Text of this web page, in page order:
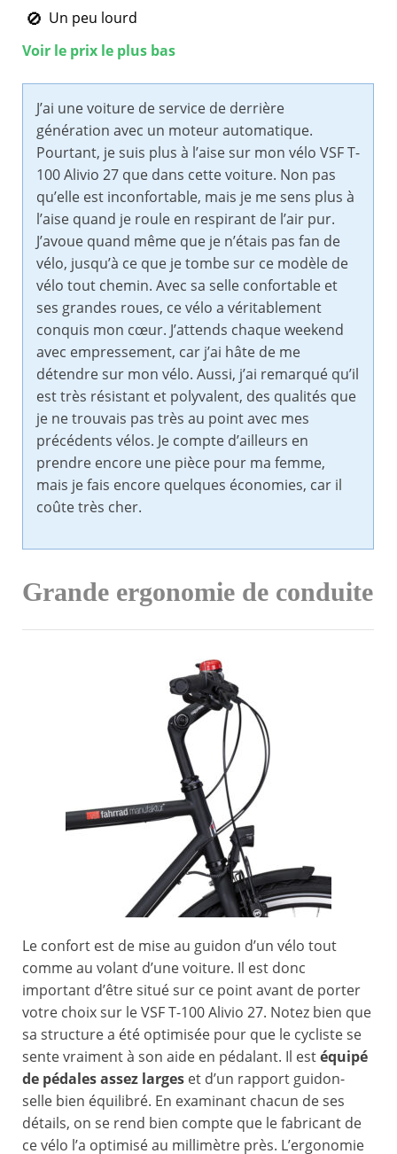
Un peu lourd
Voir le prix le plus bas
J’ai une voiture de service de derrière
génération avec un moteur automatique.
Pourtant, je suis plus à l’aise sur mon vélo VSF T-
100 Alivio 27 que dans cette voiture. Non pas
qu’elle est inconfortable, mais je me sens plus à
l’aise quand je roule en respirant de l’air pur.
J’avoue quand même que je n’étais pas fan de
vélo, jusqu’à ce que je tombe sur ce modèle de
vélo tout chemin. Avec sa selle confortable et
ses grandes roues, ce vélo a véritablement
conquis mon cœur. J’attends chaque weekend
avec empressement, car j’ai hâte de me
détendre sur mon vélo. Aussi, j’ai remarqué qu’il
est très résistant et polyvalent, des qualités que
je ne trouvais pas très au point avec mes
précédents vélos. Je compte d’ailleurs en
prendre encore une pièce pour ma femme,
mais je fais encore quelques économies, car il
coûte très cher.
Grande ergonomie de conduite
Le confort est de mise au guidon d’un vélo tout
comme au volant d’une voiture. Il est donc
important d’être situé sur ce point avant de porter
votre choix sur le VSF T-100 Alivio 27. Notez bien que
sa structure a été optimisée pour que le cycliste se
sente vraiment à son aide en pédalant. Il estéquipé
de pédales assez larges et d’un rapport guidon-
selle bien équilibré. En examinant chacun de ses
détails, on se rend bien compte que le fabricant de
ce vélo l’a optimisé au millimètre près. L’ergonomie